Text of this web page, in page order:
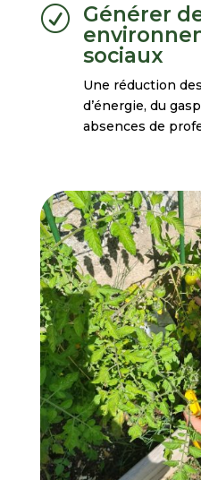
R Générer
sociaux
Une réduction
d’énergie, du
absences de